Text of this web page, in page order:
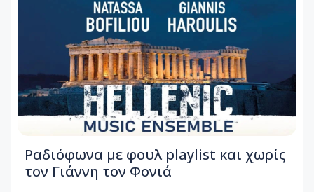
Ραδιόφωνα με φουλ playlist και χωρίς
τον Γιάννη τον Φονιά